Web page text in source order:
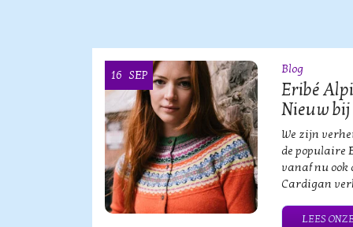
16 SEP Blog
Eribé
Nieuw bij
We zijn
de populaire
vanaf nu ook
Cardigan
LEES